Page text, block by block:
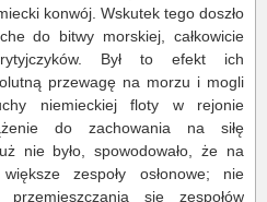
konwój. Wskutek tego doszło
do bitwy morskiej, całkowicie
Był to efekt ich
przewagę na morzu i mogli
niemieckiej floty w rejonie
do zachowania na siłę
nie było, spowodowało, że na
zespoły osłonowe; nie
się zespołów